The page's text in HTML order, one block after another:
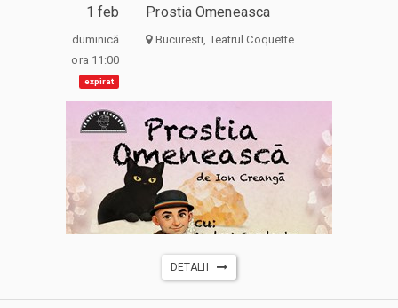
1 feb
duminică
ora 11:00
expirat
Prostia Omeneasca
Bucuresti, Teatrul Coquette
DETALII